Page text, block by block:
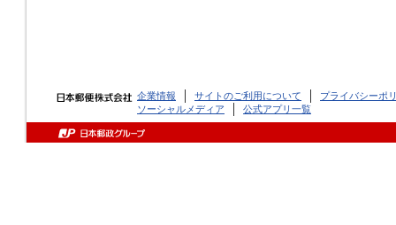
企業情報 サイトのご利用について
プライバシーポ
ソーシャルメディア
公式アプリ一覧